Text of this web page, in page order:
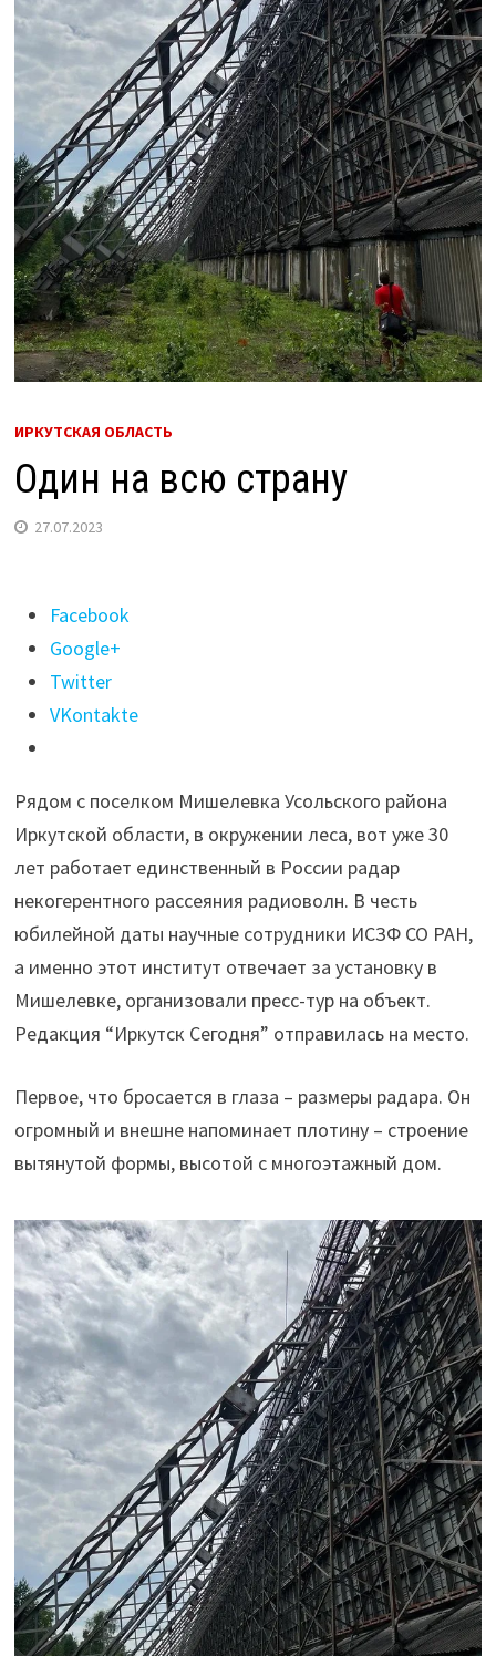
ИРКУТСКАЯ ОБЛАСТЬ
Один на всю страну
27.07.2023
Поделиться
"Один
на
всю
страну"
Facebook
Google+
Twitter
VKontakte
Рядом с поселком Мишелевка Усольского района
Иркутской области, в окружении леса, вот уже 30
лет работает единственный в России радар
некогерентного рассеяния радиоволн. В честь
юбилейной даты научные сотрудники ИСЗФ СО РАН,
а именно этот институт отвечает за установку в
Мишелевке, организовали пресс-тур на объект.
Редакция “Иркутск Сегодня” отправилась на место.
Первое, что бросается в глаза – размеры радара. Он
огромный и внешне напоминает плотину – строение
вытянутой формы, высотой с многоэтажный дом.